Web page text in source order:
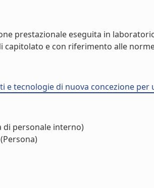
prestazionale eseguita in
capitolato e con riferimento alle
e tecnologie di nuova concezione per
di personale interno)
(Persona)